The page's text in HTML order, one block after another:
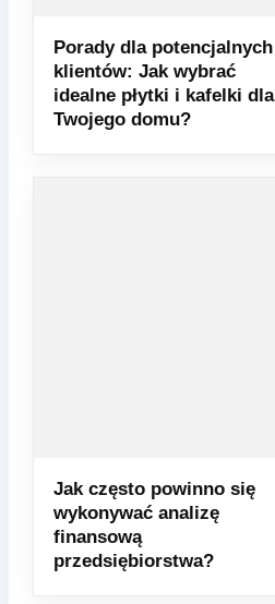
Porady dla potencjalnych
klientów: Jak wybrać
idealne płytki i kafelki dla
Twojego domu?
Jak często powinno się
wykonywać analizę
finansową
przedsiębiorstwa?